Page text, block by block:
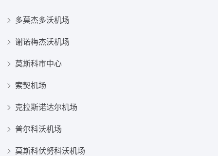
多莫杰多沃机场
谢诺梅杰沃机场
莫斯科市中心
索契机场
克拉斯诺达尔机场
普尔科沃机场
莫斯科伏努科沃机场